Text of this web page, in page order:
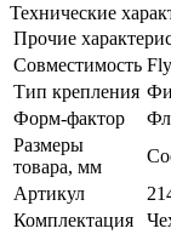
Технические
Прочие
Совместимость
Тип крепления
Форм-фактор
Размеры
товара, мм
Артикул
Комплектация